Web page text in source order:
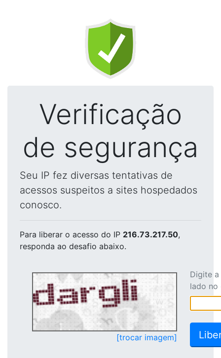
Verificação
de segurança
Seu IP fez diversas tentativas de
acessos suspeitos a sites hospedados
conosco.
Para liberar o acesso do IP 216.73.217.50,
responda ao desafio abaixo.
[trocar imagem]
Digite
lado no